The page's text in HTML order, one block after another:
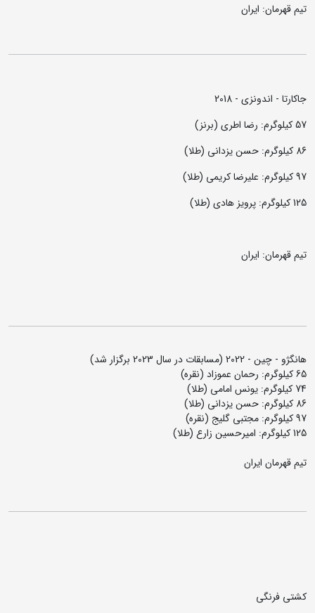
تیم قهرمان: ایران
جاکارتا - اندونزی - 2018
57 کیلوگرم: رضا اطری (برنز)
86 کیلوگرم: حسن یزدانی (طلا)
97 کیلوگرم: علیرضا کریمی (طلا)
125 کیلوگرم: پرویز هادی (طلا)
تیم قهرمان: ایران
هانگژو - چین - 2022 (مسابقات در سال 2023 برگزار شد)
65 کیلوگرم: رحمان عموزاد (نقره)
74 کیلوگرم: یونس امامی (طلا)
86 کیلوگرم: حسن یزدانی (طلا)
97 کیلوگرم: مجتبی گلیج (نقره)
125 کیلوگرم: امیرحسین زارع (طلا)
تیم قهرمان ایران
کشتی فرنگی